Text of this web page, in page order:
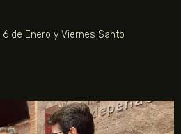
de Enero y Viernes Santo